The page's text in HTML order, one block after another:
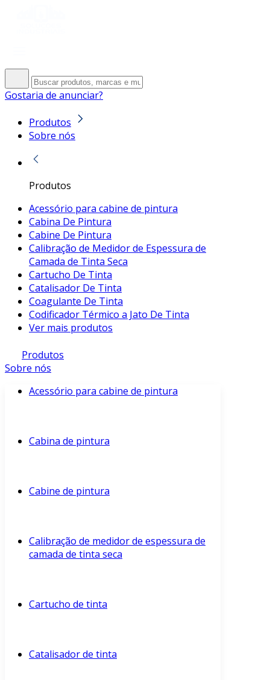
Gostaria de anunciar?
Produtos
Sobre nós
Produtos
Acessório para cabine de pintura
Cabina De Pintura
Cabine De Pintura
Calibração de Medidor de Espessura de
Camada de Tinta Seca
Cartucho De Tinta
Catalisador De Tinta
Coagulante De Tinta
Codificador Térmico a Jato De Tinta
Ver mais produtos
Produtos
Sobre nós
Acessório para cabine de pintura
Cabina de pintura
Cabine de pintura
Calibração de medidor de espessura de
camada de tinta seca
Cartucho de tinta
Catalisador de tinta